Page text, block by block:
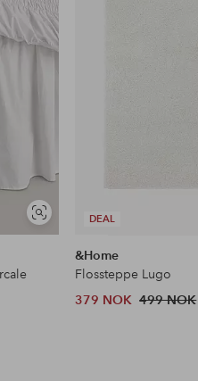
Vis
lignende
DEAL
&Home
Flossteppe Lugo
379 NOK 499 NOK